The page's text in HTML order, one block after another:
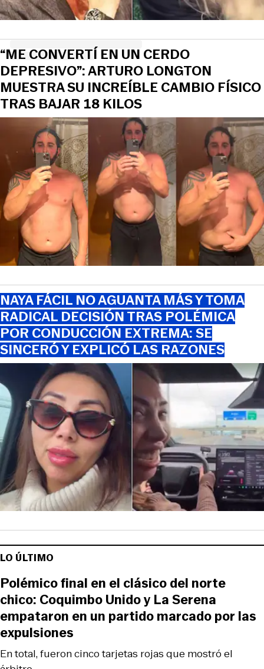
“ME CONVERTÍ EN UN CERDO
DEPRESIVO”: ARTURO LONGTON
MUESTRA SU INCREÍBLE CAMBIO FÍSICO
TRAS BAJAR 18 KILOS
NAYA FÁCIL NO AGUANTA MÁS Y TOMA
RADICAL DECISIÓN TRAS POLÉMICA
POR CONDUCCIÓN EXTREMA: SE
SINCERÓ Y EXPLICÓ LAS RAZONES
LO ÚLTIMO
En total, fueron cinco tarjetas rojas que mostró el
Polémico final en el clásico del norte
chico: Coquimbo Unido y La Serena
empataron en un partido marcado por las
expulsiones